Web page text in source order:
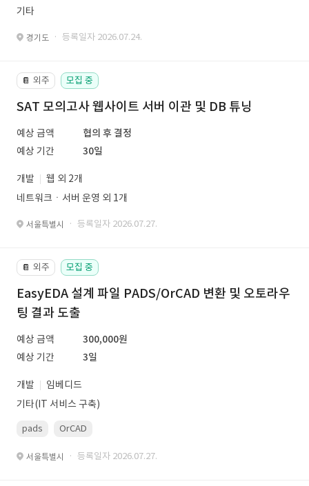
기타
경기도 · 등록일자 2026.07.24.
📔 외주 모집 중
SAT 모의고사 웹사이트 서버 이관 및 DB 튜닝
예상 금액
협의 후 결정
예상 기간
30일
개발
웹 외 2개
네트워크ㆍ서버 운영 외 1개
서울특별시 · 등록일자 2026.07.27.
📔 외주 모집 중
EasyEDA 설계 파일 PADS/OrCAD 변환 및 오토라우
팅 결과 도출
예상 금액
300,000원
예상 기간
3일
개발
임베디드
기타(IT 서비스 구축)
pads OrCAD
서울특별시 · 등록일자 2026.07.27.